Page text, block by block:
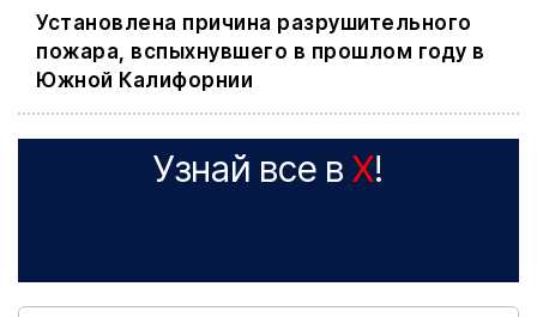
Установлена причина разрушительного
пожара, вспыхнувшего в прошлом году в
Южной Калифорнии
Узнай все в X!